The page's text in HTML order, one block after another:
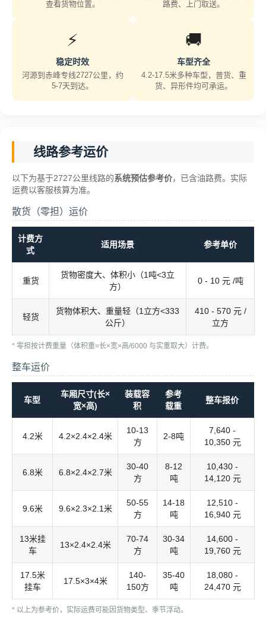
查看货物位置。
路费、上门取送。
⚡
稳定时效
河源到赤峰专线2727公里，约
5-7天到达。
🚚
车型齐全
4.2-17.5米多种车型，普货、重
货、异形件均可承运。
线路参考运价
以下为基于2727公里线路的系统预估参考价，已含油路费。实际
运费以客服核算为准。
散货（零担）运价
计费方
式
适用场景 参考单价
重货
货物密度大、体积小（1吨<3立
方）
0 - 10 元 /吨
轻货
货物体积大、重量轻（1立方<333
公斤）
410 - 570 元 /
立方
* 零担按计费重量（体积重=长×宽×高/6000 与实重取大）计费。
整车运价
车型
车厢尺寸(长×
宽×高)
装载容
积
参考
载重
整车报价
4.2米 4.2×2.4×2.4米
10-13
方
2-8吨
7,640 -
10,350 元
6.8米 6.8×2.4×2.7米
30-40
方
8-12
吨
10,430 -
14,120 元
9.6米 9.6×2.3×2.1米
50-55
方
14-18
吨
12,510 -
16,940 元
13米挂
车
13×2.4×2.4米
70-74
方
30-34
吨
14,600 -
19,760 元
17.5米
挂车
17.5×3×4米
140-
150方
35-40
吨
18,080 -
24,470 元
* 以上为参考价，实际运费可能因货物类型、季节浮动。